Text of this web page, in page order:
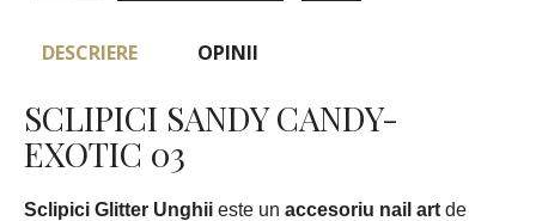
DESCRIERE OPINII
SCLIPICI SANDY CANDY-
EXOTIC 03
Sclipici Glitter Unghii este un accesoriu nail art de